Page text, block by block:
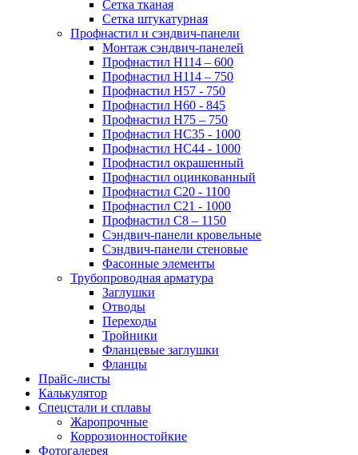
Сетка тканая
Сетка штукатурная
Профнастил и сэндвич-панели
Монтаж сэндвич-панелей
Профнастил Н114 – 600
Профнастил Н114 – 750
Профнастил Н57 - 750
Профнастил Н60 - 845
Профнастил Н75 – 750
Профнастил НС35 - 1000
Профнастил НС44 - 1000
Профнастил окрашенный
Профнастил оцинкованный
Профнастил С20 - 1100
Профнастил С21 - 1000
Профнастил С8 – 1150
Сэндвич-панели кровельные
Сэндвич-панели стеновые
Фасонные элементы
Трубопроводная арматура
Заглушки
Отводы
Переходы
Тройники
Фланцевые заглушки
Фланцы
Прайс-листы
Калькулятор
Спецстали и сплавы
Жаропрочные
Коррозионностойкие
Фотогалерея